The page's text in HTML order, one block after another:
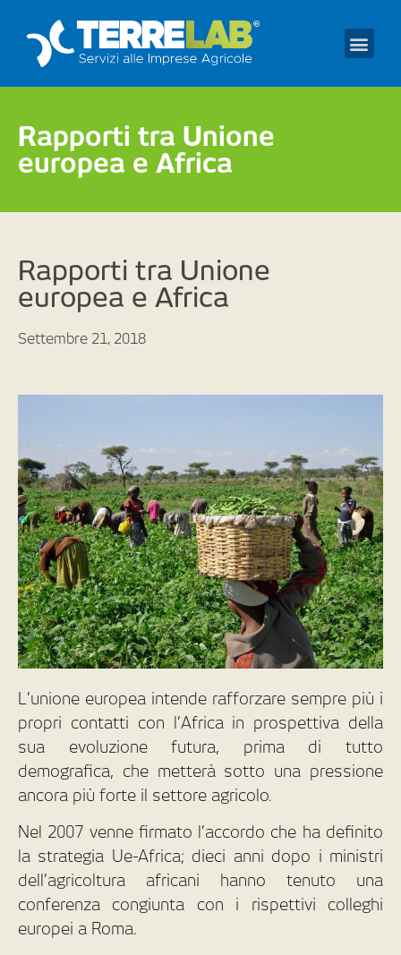
Rapporti tra Unione
europea e Africa
Rapporti tra Unione
europea e Africa
Settembre 21, 2018
L’unione europea intende rafforzare sempre più i
propri contatti con l’Africa in prospettiva della
sua evoluzione futura, prima di tutto
demografica, che metterà sotto una pressione
ancora più forte il settore agricolo.
Nel 2007 venne firmato l’accordo che ha definito
la strategia Ue-Africa; dieci anni dopo i ministri
dell’agricoltura africani hanno tenuto una
conferenza congiunta con i rispettivi colleghi
europei a Roma.